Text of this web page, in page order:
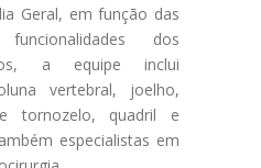
Geral, em função das
dos
a equipe inclui
vertebral, joelho,
tornozelo, quadril e
especialistas em